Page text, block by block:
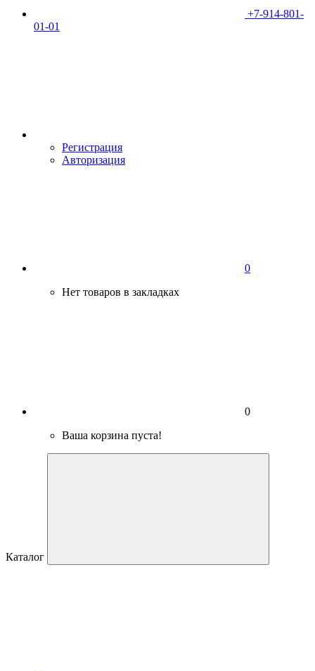
+7-914-801-
01-01
Регистрация
Авторизация
0
Нет товаров в закладках
0
Ваша корзина пуста!
Каталог